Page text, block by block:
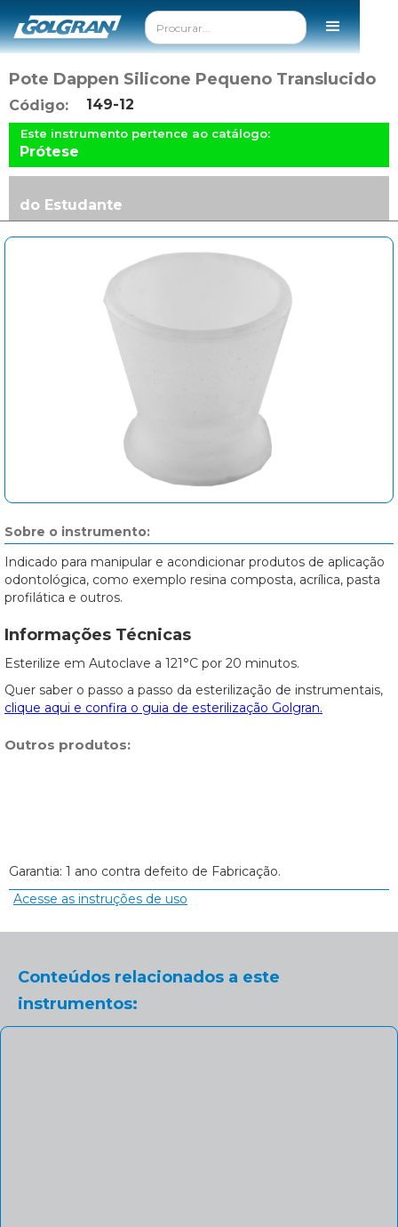
Pote Dappen Silicone Pequeno Translucido
Código: 149-12
Este instrumento pertence ao catálogo:
Prótese
do Estudante
Sobre o instrumento:
Indicado para manipular e acondicionar produtos de aplicação
odontológica, como exemplo resina composta, acrílica, pasta
profilática e outros.
Informações Técnicas
Esterilize em Autoclave a 121°C por 20 minutos.
Quer saber o passo a passo da esterilização de instrumentais,
clique aqui e confira o guia de esterilização Golgran.
Outros produtos:
Garantia: 1 ano contra defeito de Fabricação.
Acesse as instruções de uso
Conteúdos relacionados a este
instrumentos: